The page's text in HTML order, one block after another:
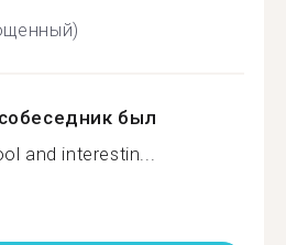
был
and interestin...